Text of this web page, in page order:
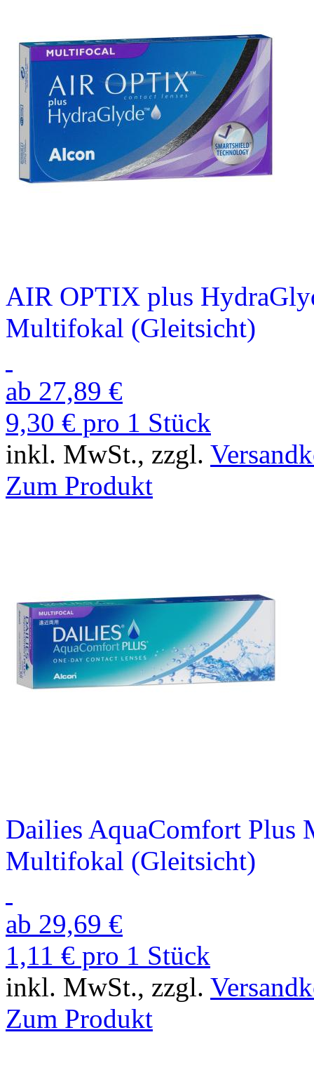
AIR OPTIX plus
Multifokal (Gleitsicht)
ab 27,89 €
9,30 € pro 1 Stück
inkl. MwSt., zzgl.
Zum Produkt
Dailies AquaComfort Plus
Multifokal (Gleitsicht)
ab 29,69 €
1,11 € pro 1 Stück
inkl. MwSt., zzgl.
Zum Produkt